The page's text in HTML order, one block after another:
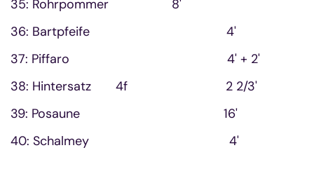
35: Rohrpommer 8'
36: Bartpfeife 4'
37: Piffaro 4' + 2'
38: Hintersatz 4f 2 2/3'
39: Posaune 16'
40: Schalmey 4'